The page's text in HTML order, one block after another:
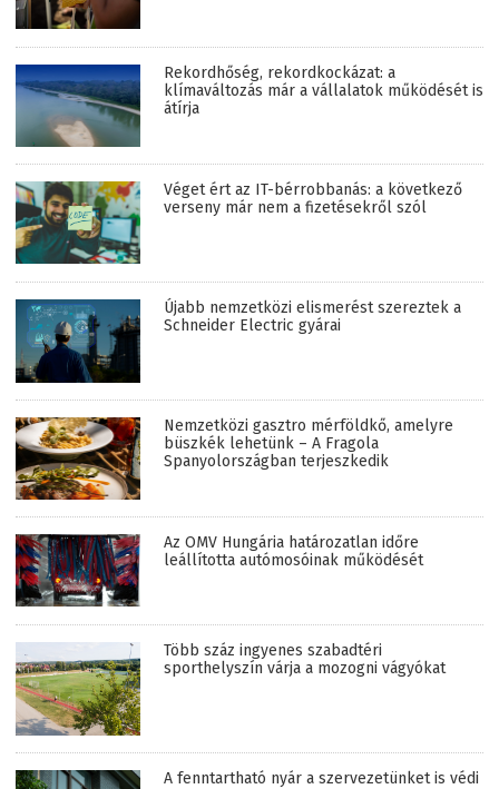
Rekordhőség, rekordkockázat: a
klímaváltozás már a vállalatok működését is
átírja
Véget ért az IT-bérrobbanás: a következő
verseny már nem a fizetésekről szól
Újabb nemzetközi elismerést szereztek a
Schneider Electric gyárai
Nemzetközi gasztro mérföldkő, amelyre
büszkék lehetünk – A Fragola
Spanyolországban terjeszkedik
Az OMV Hungária határozatlan időre
leállította autómosóinak működését
Több száz ingyenes szabadtéri
sporthelyszín várja a mozogni vágyókat
A fenntartható nyár a szervezetünket is védi